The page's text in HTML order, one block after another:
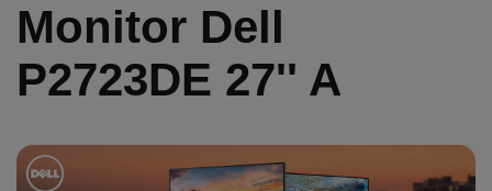
Monitor Dell
P2723DE 27'' A